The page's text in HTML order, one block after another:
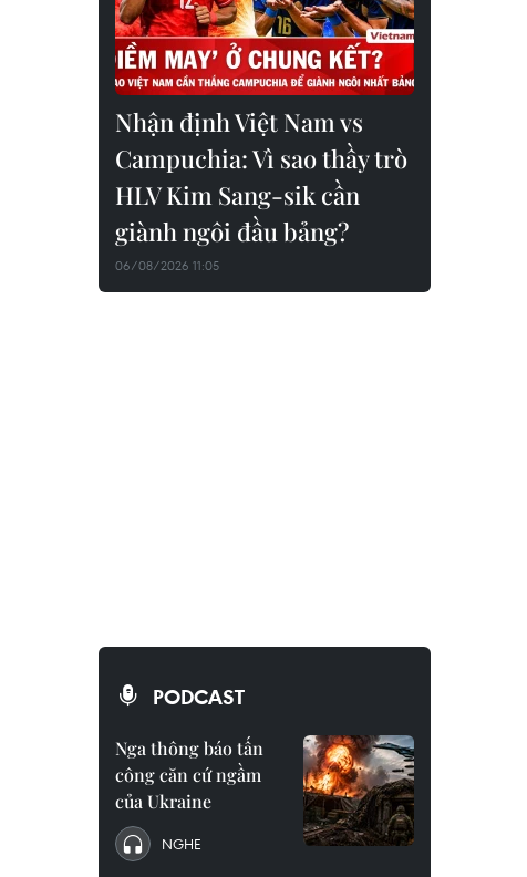
Nhận định Việt Nam vs
Campuchia: Vì sao thầy trò
HLV Kim Sang-sik cần
giành ngôi đầu bảng?
06/08/2026 11:05
PODCAST
Nga thông báo tấn
công căn cứ ngầm
của Ukraine
NGHE